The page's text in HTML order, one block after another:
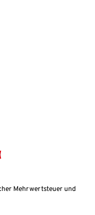
Mehrwertsteuer und